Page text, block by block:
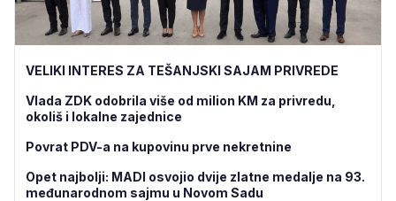
VELIKI INTERES ZA TEŠANJSKI SAJAM PRIVREDE
Vlada ZDK odobrila više od milion KM za privredu,
okoliš i lokalne zajednice
Povrat PDV-a na kupovinu prve nekretnine
Opet najbolji: MADI osvojio dvije zlatne medalje na 93.
međunarodnom sajmu u Novom Sadu